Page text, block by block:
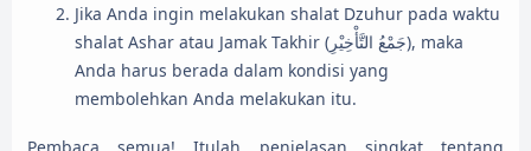
Jika Anda ingin melakukan shalat Dzuhur pada waktu
shalat Ashar atau Jamak Takhir (جَمْعُ التَّأْخِيْرِ), maka
Anda harus berada dalam kondisi yang
membolehkan Anda melakukan itu.